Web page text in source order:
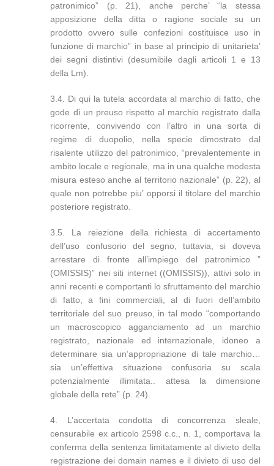
patronimico” (p. 21), anche perche’ “la stessa
apposizione della ditta o ragione sociale su un
prodotto ovvero sulle confezioni costituisce uso in
funzione di marchio” in base al principio di unitarieta’
dei segni distintivi (desumibile dagli articoli 1 e 13
della Lm).
3.4. Di qui la tutela accordata al marchio di fatto, che
gode di un preuso rispetto al marchio registrato dalla
ricorrente, convivendo con l’altro in una sorta di
regime di duopolio, nella specie dimostrato dal
risalente utilizzo del patronimico, “prevalentemente in
ambito locale e regionale, ma in una qualche modesta
misura esteso anche al territorio nazionale” (p. 22), al
quale non potrebbe piu’ opporsi il titolare del marchio
posteriore registrato.
3.5. La reiezione della richiesta di accertamento
dell’uso confusorio del segno, tuttavia, si doveva
arrestare di fronte all’impiego del patronimico ”
(OMISSIS)” nei siti internet ((OMISSIS)), attivi solo in
anni recenti e comportanti lo sfruttamento del marchio
di fatto, a fini commerciali, al di fuori dell’ambito
territoriale del suo preuso, in tal modo “comportando
un macroscopico agganciamento ad un marchio
registrato, nazionale ed internazionale, idoneo a
determinare sia un’appropriazione di tale marchio…
sia un’effettiva situazione confusoria su scala
potenzialmente illimitata.. attesa la dimensione
globale della rete” (p. 24).
4. L’accertata condotta di concorrenza sleale,
censurabile ex articolo 2598 c.c., n. 1, comportava la
conferma della sentenza limitatamente al divieto della
registrazione dei domain names e il divieto di uso del